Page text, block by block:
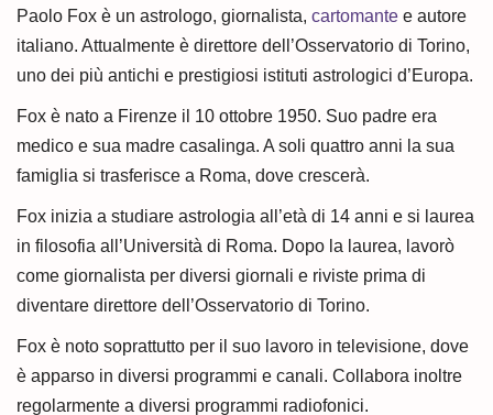
Paolo Fox è un astrologo, giornalista, cartomante e autore
italiano. Attualmente è direttore dell’Osservatorio di Torino,
uno dei più antichi e prestigiosi istituti astrologici d’Europa.
Fox è nato a Firenze il 10 ottobre 1950. Suo padre era
medico e sua madre casalinga. A soli quattro anni la sua
famiglia si trasferisce a Roma, dove crescerà.
Fox inizia a studiare astrologia all’età di 14 anni e si laurea
in filosofia all’Università di Roma. Dopo la laurea, lavorò
come giornalista per diversi giornali e riviste prima di
diventare direttore dell’Osservatorio di Torino.
Fox è noto soprattutto per il suo lavoro in televisione, dove
è apparso in diversi programmi e canali. Collabora inoltre
regolarmente a diversi programmi radiofonici.